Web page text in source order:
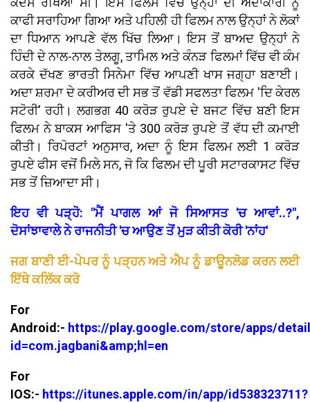
ਕਾਫੀ ਸਰਾਹਿਆ ਗਿਆ ਅਤੇ ਪਹਿਲੀ ਹੀ ਫਿਲਮ ਨਾਲ ਉਨ੍ਹਾਂ ਨੇ ਲੋਕਾਂ
ਦਾ ਧਿਆਨ ਆਪਣੇ ਵੱਲ ਖਿੱਚ ਲਿਆ। ਇਸ ਤੋਂ ਬਾਅਦ ਉਨ੍ਹਾਂ ਨੇ
ਹਿੰਦੀ ਦੇ ਨਾਲ-ਨਾਲ ਤੇਲਗੂ, ਤਾਮਿਲ ਅਤੇ ਕੰਨੜ ਫਿਲਮਾਂ ਵਿੱਚ ਵੀ ਕੰਮ
ਕਰਕੇ ਦੱਖਣ ਭਾਰਤੀ ਸਿਨੇਮਾ ਵਿੱਚ ਆਪਣੀ ਖਾਸ ਜਗ੍ਹਾ ਬਣਾਈ।
ਅਦਾ ਸ਼ਰਮਾ ਦੇ ਕਰੀਅਰ ਦੀ ਸਭ ਤੋਂ ਵੱਡੀ ਸਫਲਤਾ ਫਿਲਮ 'ਦਿ ਕੇਰਲ
ਸਟੋਰੀ' ਰਹੀ। ਲਗਭਗ 40 ਕਰੋੜ ਰੁਪਏ ਦੇ ਬਜਟ ਵਿੱਚ ਬਣੀ ਇਸ
ਫਿਲਮ ਨੇ ਬਾਕਸ ਆਫਿਸ 'ਤੇ 300 ਕਰੋੜ ਰੁਪਏ ਤੋਂ ਵੱਧ ਦੀ ਕਮਾਈ
ਕੀਤੀ। ਰਿਪੋਰਟਾਂ ਅਨੁਸਾਰ, ਅਦਾ ਨੂੰ ਇਸ ਫਿਲਮ ਲਈ 1 ਕਰੋੜ
ਰੁਪਏ ਫੀਸ ਵਜੋਂ ਮਿਲੇ ਸਨ, ਜੋ ਕਿ ਫਿਲਮ ਦੀ ਪੂਰੀ ਸਟਾਰਕਾਸਟ ਵਿੱਚ
ਸਭ ਤੋਂ ਜ਼ਿਆਦਾ ਸੀ।
ਇਹ ਵੀ ਪੜ੍ਹੋ: "ਮੈਂ ਪਾਗਲ ਆਂ ਜੋ ਸਿਆਸਤ 'ਚ ਆਵਾਂ..?",
ਦੋਸਾਂਝਾਵਾਲੇ ਨੇ ਰਾਜਨੀਤੀ 'ਚ ਆਉਣ ਤੋਂ ਮੁੜ ਕੀਤੀ ਕੋਰੀ 'ਨਾਂਹ'
ਜਗ ਬਾਣੀ ਈ-ਪੇਪਰ ਨੂੰ ਪੜ੍ਹਨ ਅਤੇ ਐਪ ਨੂੰ ਡਾਊਨਲੋਡ ਕਰਨ ਲਈ
ਇੱਥੇ ਕਲਿੱਕ ਕਰੋ
For
Android:- https://play.google.com/store/apps/
id=com.jagbani&amp;hl=en
For
IOS:- https://itunes.apple.com/in/app/id538323711?